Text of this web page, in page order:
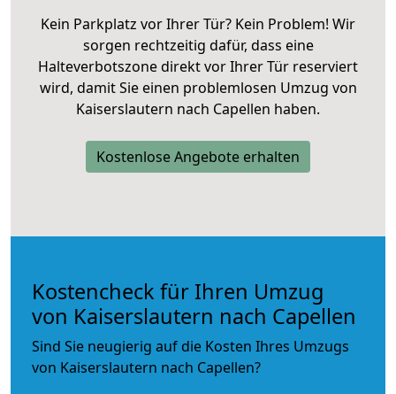
Kein Parkplatz vor Ihrer Tür? Kein Problem! Wir
sorgen rechtzeitig dafür, dass eine
Halteverbotszone direkt vor Ihrer Tür reserviert
wird, damit Sie einen problemlosen Umzug von
Kaiserslautern nach Capellen haben.
Kostenlose Angebote erhalten
Kostencheck für Ihren Umzug
von Kaiserslautern nach Capellen
Sind Sie neugierig auf die Kosten Ihres Umzugs
von Kaiserslautern nach Capellen?